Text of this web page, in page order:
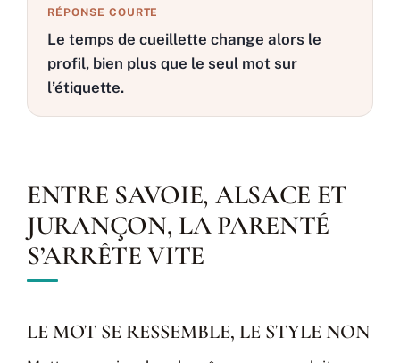
RÉPONSE COURTE
Le temps de cueillette change alors le
profil, bien plus que le seul mot sur
l’étiquette.
ENTRE SAVOIE, ALSACE ET
JURANÇON, LA PARENTÉ
S’ARRÊTE VITE
LE MOT SE RESSEMBLE, LE STYLE NON